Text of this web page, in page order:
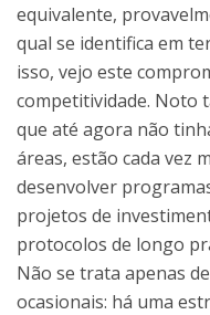
equivalente,
qual se identifica em
isso, vejo este
competitividade. Noto
que até agora não
áreas, estão cada vez
desenvolver
projetos de
protocolos de longo
Não se trata apenas
ocasionais: há uma